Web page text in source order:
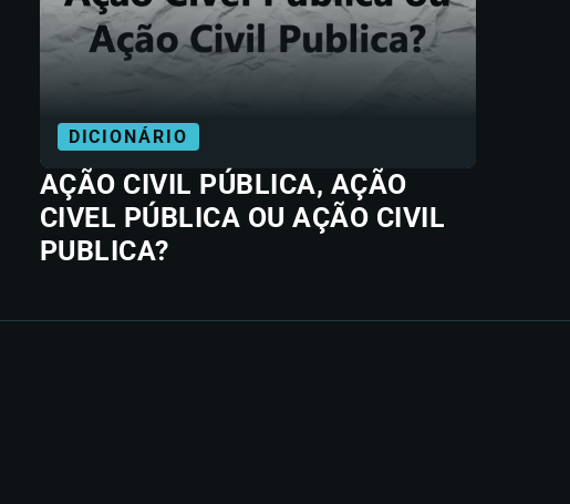
DICIONÁRIO
AÇÃO CIVIL PÚBLICA, AÇÃO
CIVEL PÚBLICA OU AÇÃO CIVIL
PUBLICA?